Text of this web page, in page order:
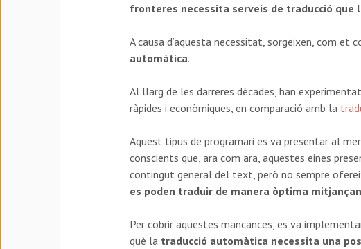
fronteres necessita serveis de traducció que
A causa d’aquesta necessitat, sorgeixen, com et
automàtica.
Al llarg de les darreres dècades, han
ràpides i econòmiques, en comparació amb la
Aquest tipus de programari es va presentar al
conscients que, ara com ara, aquestes eines
contingut general del text, però no sempre
es poden traduir de manera òptima
Per cobrir aquestes mancances, es va
què la traducció automàtica necessita una